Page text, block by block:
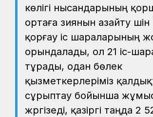
көлігі нысандарының
ортаға зиянын азайту
қорғау іс шараларының
орындалады, ол 21 іс-
тұрады, одан бөлек
қызметкерлеріміз
сұрыптау бойынша
жүргізеді, қазіргі таңда 2